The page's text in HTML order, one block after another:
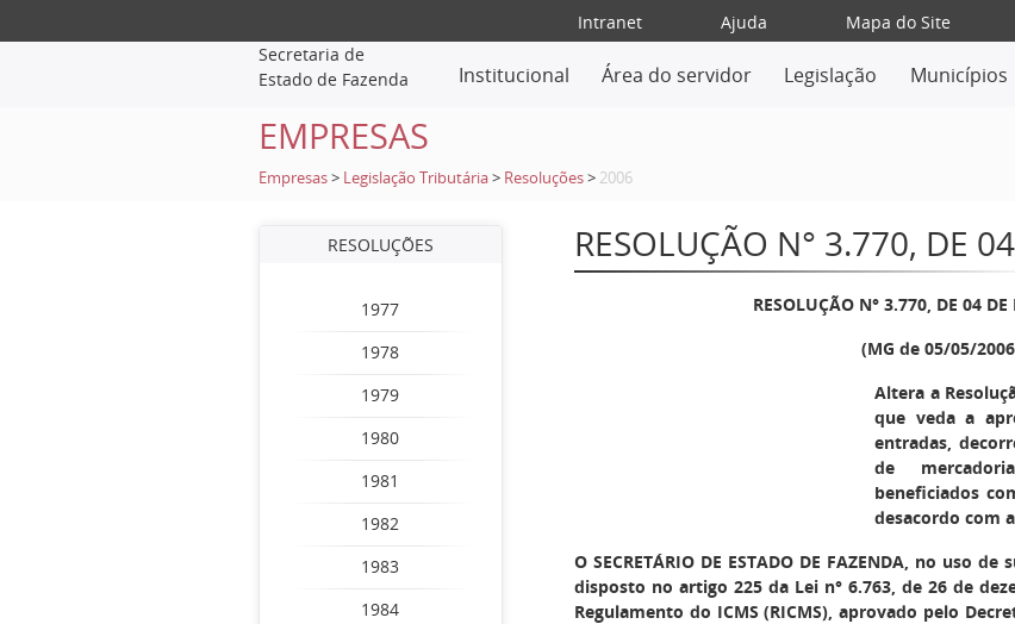
Intranet Ajuda Mapa do Site
Secretaria de
Estado de Fazenda
Institucional Área do servidor Legislação Municípios
EMPRESAS
Empresas > Legislação Tributária > Resoluções > 2006
RESOLUÇÕES
1977
1978
1979
1980
1981
1982
1983
1984
RESOLUÇÃO N° 3.770, DE
RESOLUÇÃO N° 3.770, DE 04
(MG de 05/05/
Altera a
que veda a
entradas,
de
beneficiados
desacordo com
O SECRETÁRIO DE ESTADO DE FAZENDA, no uso de
disposto no artigo 225 da Lei n° 6.763, de 26 de
Regulamento do ICMS (RICMS), aprovado pelo